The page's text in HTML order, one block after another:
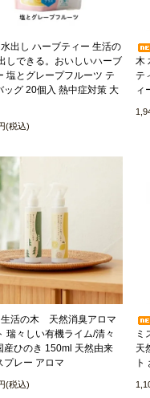
水出し ハーブティー 生活の
しできる。おいしいハーブ
塩とグレープフルーツ テ
ッグ 20個入 熱中症対策 大
(税込)
木
テ
ィ
生活の木 天然消臭アロマ
瑞々しい有機ライム/清々
産ひのき 150ml 天然由来
プレー アロマ
(税込)
ミ
天
ト